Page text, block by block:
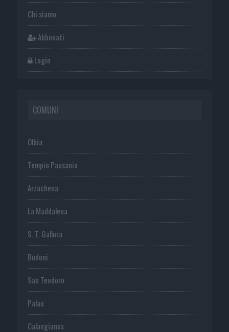
Chi siamo
Abbonati
Login
COMUNI
Olbia
Tempio Pausania
Arzachena
La Maddalena
S. T. Gallura
Budoni
San Teodoro
Palau
Calangianus